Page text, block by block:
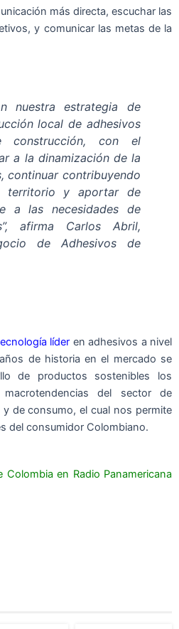
más directa, escuchar las
y comunicar las metas de la
nuestra estrategia de
local de adhesivos
construcción, con el
a la dinamización de la
continuar contribuyendo
territorio y aportar de
a las necesidades de
afirma Carlos Abril,
de Adhesivos de
líder en adhesivos a nivel
de historia en el mercado se
de productos sostenibles los
del sector de
de consumo, el cual nos permite
del consumidor Colombiano.
en Radio Panamericana